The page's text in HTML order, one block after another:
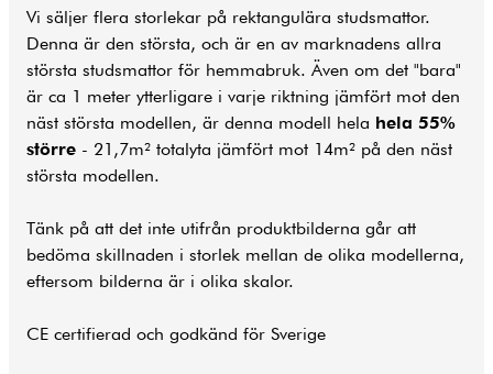
Vi säljer flera storlekar på rektangulära studsmattor.
Denna är den största, och är en av marknadens allra
största studsmattor för hemmabruk. Även om det "bara"
är ca 1 meter ytterligare i varje riktning jämfört mot den
näst största modellen, är denna modell hela hela 55%
större - 21,7m² totalyta jämfört mot 14m² på den näst
största modellen.
Tänk på att det inte utifrån produktbilderna går att
bedöma skillnaden i storlek mellan de olika modellerna,
eftersom bilderna är i olika skalor.
CE certifierad och godkänd för Sverige